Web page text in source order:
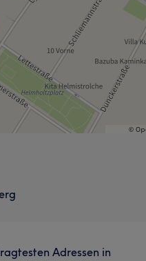
Adressen in